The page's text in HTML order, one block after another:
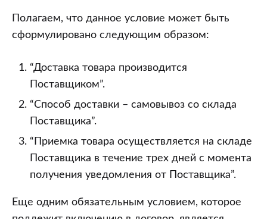
Полагаем, что данное условие может быть
сформулировано следующим образом:
“Доставка товара производится
Поставщиком”.
“Способ доставки – самовывоз со склада
Поставщика”.
“Приемка товара осуществляется на складе
Поставщика в течение трех дней с момента
получения уведомления от Поставщика”.
Еще одним обязательным условием, которое